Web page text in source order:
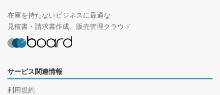
在庫を持たないビジネスに最適な
見積書・請求書作成、販売管理クラウド
サービス関連情報
利用規約